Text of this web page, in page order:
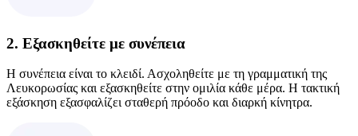
2. Εξασκηθείτε με συνέπεια
Η συνέπεια είναι το κλειδί. Ασχοληθείτε με τη γραμματική της
Λευκορωσίας και εξασκηθείτε στην ομιλία κάθε μέρα. Η τακτική
εξάσκηση εξασφαλίζει σταθερή πρόοδο και διαρκή κίνητρα.